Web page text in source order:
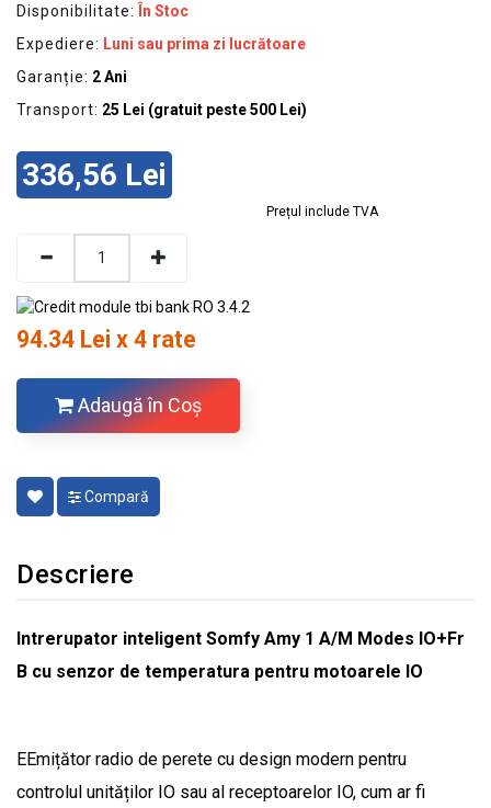
Disponibilitate:
În Stoc
Expediere: Luni sau prima zi lucrătoare
Garanție: 2 Ani
Transport: 25 Lei (gratuit peste 500 Lei)
336,56 Lei
Prețul include TVA
94.34 Lei x 4 rate
Adaugă în Coş
Compară
Descriere
Intrerupator inteligent Somfy Amy 1 A/M Modes IO+Fr
B cu senzor de temperatura pentru motoarele IO
EEmițător radio de perete cu design modern pentru
controlul unităților IO sau al receptoarelor IO, cum ar fi